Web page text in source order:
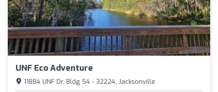
UNF Eco Adventure
11884 UNF Dr. Bldg 54 - 32224, Jacksonville